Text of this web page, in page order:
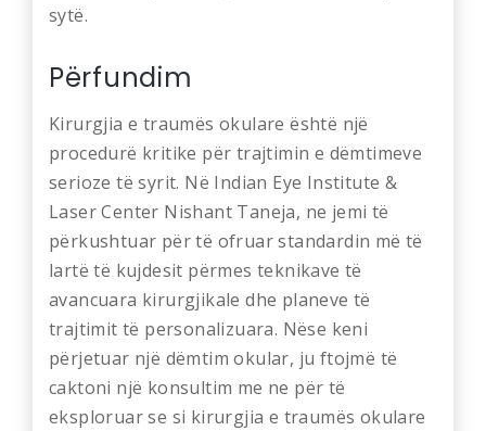
sytë.
Përfundim
Kirurgjia e traumës okulare është një
procedurë kritike për trajtimin e dëmtimeve
serioze të syrit. Në Indian Eye Institute &
Laser Center Nishant Taneja, ne jemi të
përkushtuar për të ofruar standardin më të
lartë të kujdesit përmes teknikave të
avancuara kirurgjikale dhe planeve të
trajtimit të personalizuara. Nëse keni
përjetuar një dëmtim okular, ju ftojmë të
caktoni një konsultim me ne për të
eksploruar se si kirurgjia e traumës okulare